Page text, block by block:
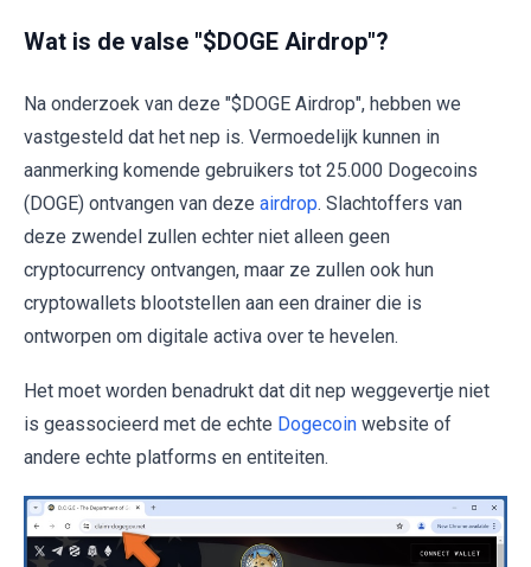
Wat is de valse "$DOGE Airdrop"?
Na onderzoek van deze "$DOGE Airdrop", hebben we
vastgesteld dat het nep is. Vermoedelijk kunnen in
aanmerking komende gebruikers tot 25.000 Dogecoins
(DOGE) ontvangen van deze airdrop. Slachtoffers van
deze zwendel zullen echter niet alleen geen
cryptocurrency ontvangen, maar ze zullen ook hun
cryptowallets blootstellen aan een drainer die is
ontworpen om digitale activa over te hevelen.
Het moet worden benadrukt dat dit nep weggevertje niet
is geassocieerd met de echte Dogecoin website of
andere echte platforms en entiteiten.